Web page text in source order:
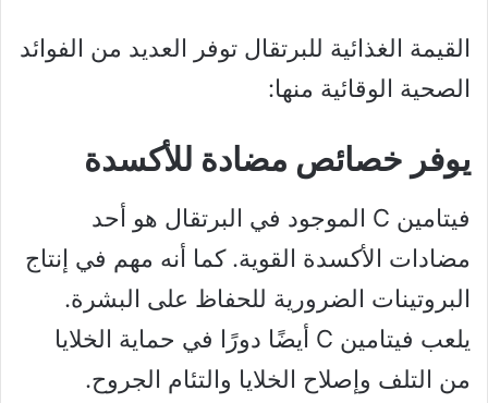
القيمة الغذائية للبرتقال توفر العديد من الفوائد
الصحية الوقائية منها:
يوفر خصائص مضادة للأكسدة
فيتامين C الموجود في البرتقال هو أحد
مضادات الأكسدة القوية. كما أنه مهم في إنتاج
البروتينات الضرورية للحفاظ على البشرة.
يلعب فيتامين C أيضًا دورًا في حماية الخلايا
من التلف وإصلاح الخلايا والتئام الجروح.